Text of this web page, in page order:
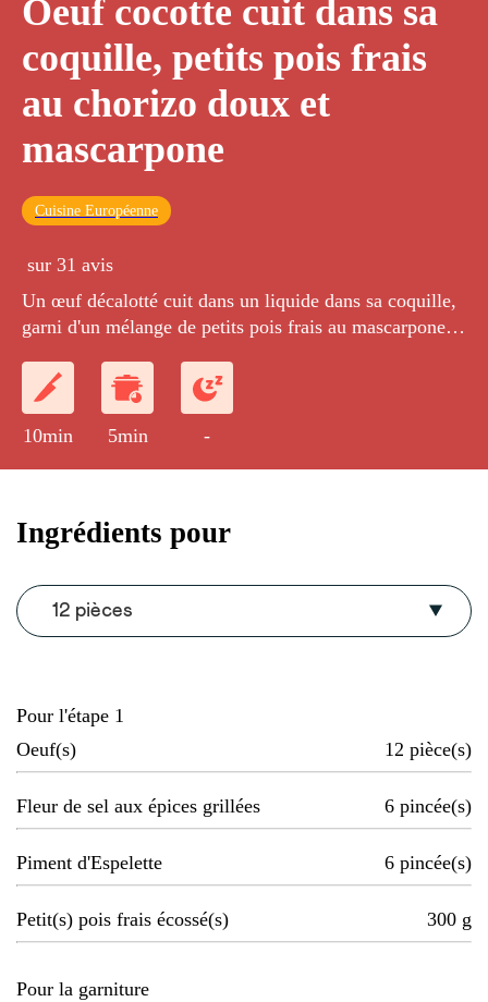
Oeuf cocotte cuit dans sa
coquille, petits pois frais
au chorizo doux et
mascarpone
Cuisine Européenne
sur 31 avis
Un œuf décalotté cuit dans un liquide dans sa coquille,
garni d'un mélange de petits pois frais au mascarpone et
10min 5min -
Ingrédients pour
12 pièces
Pour l'étape 1
Oeuf(s)
12 pièce(s)
Fleur de sel aux épices grillées 6 pincée(s)
Piment d'Espelette 6 pincée(s)
Petit(s) pois frais écossé(s) 300 g
Pour la garniture